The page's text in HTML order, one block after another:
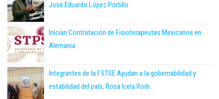
José Eduardo López Portillo
Inician Contratación de Fisioterapeutas Mexicanos en
Alemania
Integrantes de la FSTSE Ayudan a la gobernabilidad y
estabilidad del país, Rosa Icela Rodr...